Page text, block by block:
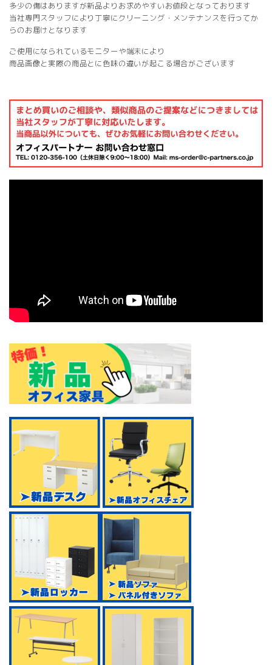
多少の傷はありますが新品よりお求めやすいお値段となっております
当社専門スタッフにより丁寧にクリーニング・メンテナンスを行ってか
らのお届けとなります
ご使用になられているモニターや端末により
商品画像と実際の商品とに色味の違いが起こる場合がございます